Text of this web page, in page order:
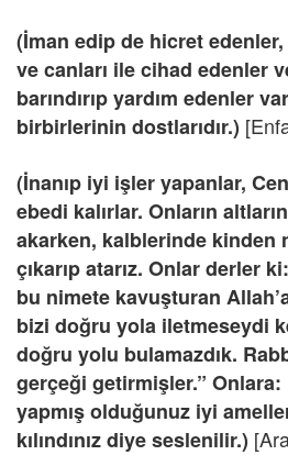
(İman edip de hicret
ve canları ile cihad edenler
barındırıp yardım edenler
birbirlerinin dostlarıdır.)
(İnanıp iyi işler yapanlar,
ebedi kalırlar. Onların
akarken, kalblerinde kinden
çıkarıp atarız. Onlar derler
bu nimete kavuşturan
bizi doğru yola iletmeseydi
doğru yolu bulamazdık.
gerçeği getirmişler.”
yapmış olduğunuz iyi
kılındınız diye seslenilir.)